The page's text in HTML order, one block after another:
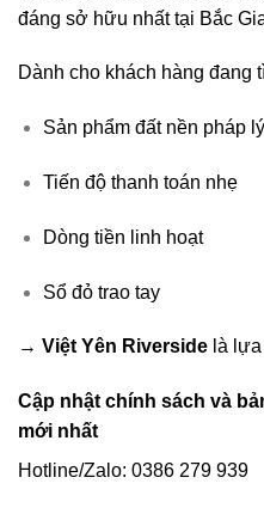
đáng sở hữu nhất tại Bắc
Dành cho khách hàng đang
Sản phẩm đất nền pháp
Tiến độ thanh toán nhẹ
Dòng tiền linh hoạt
Sổ đỏ trao tay
→ Việt Yên Riverside là
Cập nhật chính sách và
mới nhất
Hotline/Zalo: 0386 279 939